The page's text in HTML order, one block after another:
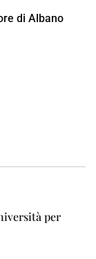
di Albano
per